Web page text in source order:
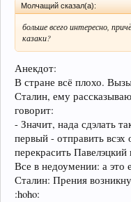
Молчащий сказал(а):
больше всего интересно,
казаки?
Анекдот:
В стране всё плохо.
Сталин, ему
говорит:
- Значит, нада сдэлать
первый - отправить
перекрасить Павелэцкий
Все в недоумении: а это
Сталин: Прения
:hoho: